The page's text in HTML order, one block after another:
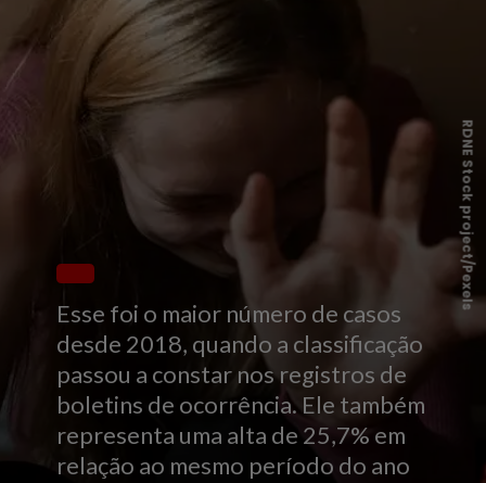
Esse foi o maior número de casos
desde 2018, quando a classificação
passou a constar nos registros de
boletins de ocorrência. Ele também
representa uma alta de 25,7% em
relação ao mesmo período do ano
RDNE Stock project/Pexels